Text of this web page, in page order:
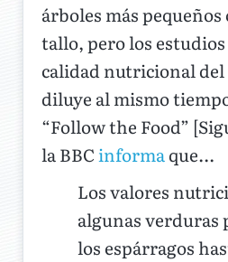
árboles más
tallo, pero los
calidad nutricional del
diluye al mismo
“Follow the Food”
la BBCinformaque...
Los valores
algunas verduras
los espárragos